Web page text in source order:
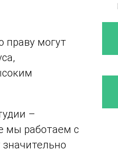
праву могут
–
мы работаем с